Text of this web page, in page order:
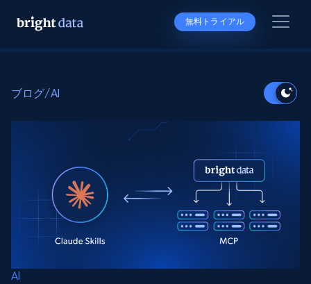
無料トライアル
ブログ/AI
AI